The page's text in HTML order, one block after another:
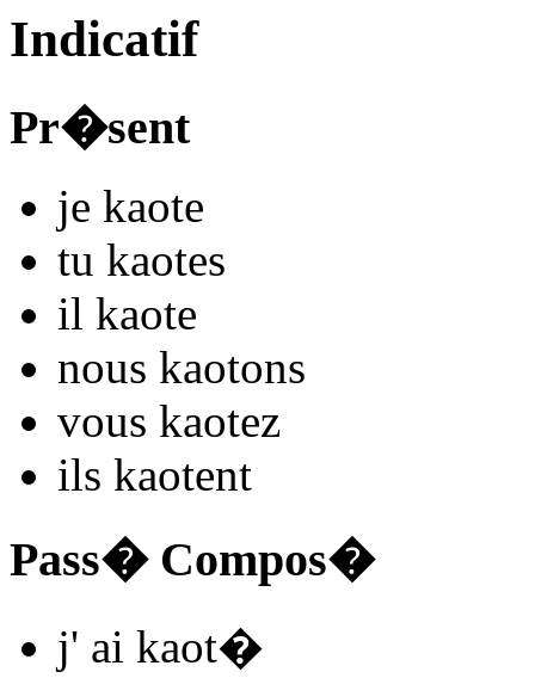
Indicatif
Pr�sent
je kaote
tu kaotes
il kaote
nous kaotons
vous kaotez
ils kaotent
Pass� Compos�
j' ai kaot�